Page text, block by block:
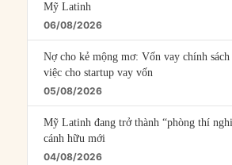
Mỹ Latinh
06/08/2026
Nợ cho kẻ mộng mơ: Vốn vay chính
việc cho startup vay vốn
05/08/2026
Mỹ Latinh đang trở thành “phòng thí
cánh hữu mới
04/08/2026